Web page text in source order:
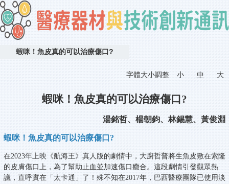
蝦咪！魚皮真的可以治療傷口?
字體大小調整 小 中 大
蝦咪！魚皮真的可以治療傷口?
湯銘哲、楊朝鈞、林錫慧、黃俊淵
蝦咪！魚皮真的可以治療傷口?
在2023年上映《航海王》真人版的劇情中，大廚哲普將生魚皮敷在索隆
的皮膚傷口上，為了幫助止血並加速傷口癒合。這段劇情引發觀眾熱
議，直呼實在「太卡通」了！殊不知在2017年，巴西醫療團隊已使用淡